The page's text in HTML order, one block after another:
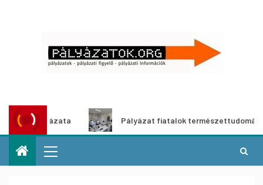
Pályázat fiatalok természettudományos